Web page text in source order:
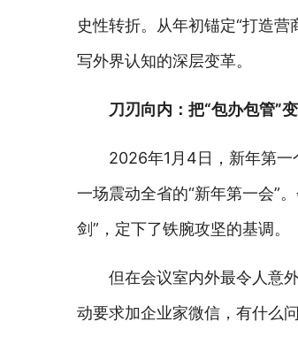
史性转折。从年初锚定“打造
写外界认知的深层变革。
刀刃向内：把“包办包管”
2026年1月4日，新年第一
一场震动全省的“新年第一会”
剑”，定下了铁腕攻坚的基调。
但在会议室内外最令人意
动要求加企业家微信，有什么